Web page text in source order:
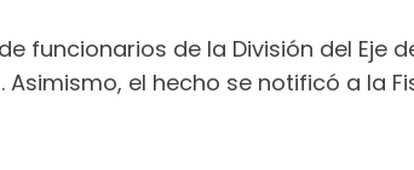
funcionarios de la División del Eje
el hecho se notificó a la